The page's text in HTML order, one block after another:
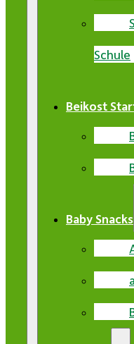
Schule
Beikost
Baby Snacks